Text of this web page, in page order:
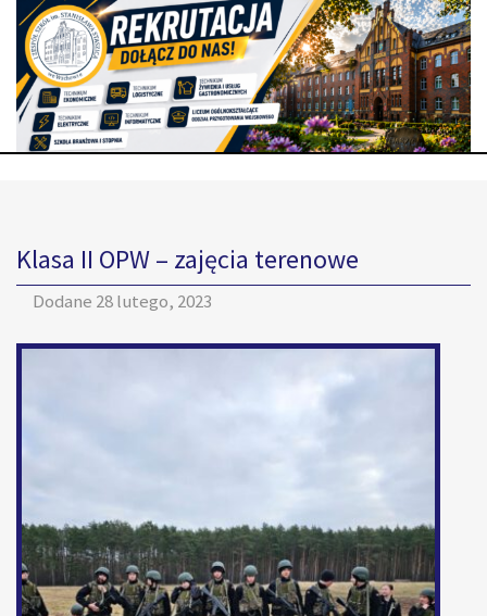
Klasa II OPW – zajęcia terenowe
Dodane 28 lutego, 2023